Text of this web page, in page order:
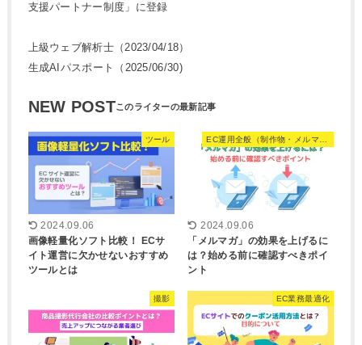
支援パートナー制度」に登録
上級ウェブ解析士（2023/04/18）
生成AIパスポート（2025/06/30)
NEW POST
ツール
2024.09.06
画像軽量化ソフト比較！ ECサ
イト運営に欠かせないおすすめ
ツールとは
2024.09.06
「メルマガ」の効果を上げるに
は？始める前に確認すべきポイ
ント
撮影 EC業務最適化